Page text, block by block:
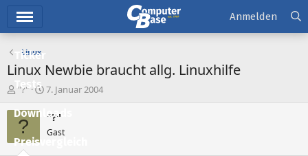
Ticker
Tests
Downloads
Preisvergleich
Anmelden
Linux
Linux Newbie braucht allg. Linuxhilfe
E
s
t
e
"?"
E
s
e
7. Januar 2004
? "?"
Gast